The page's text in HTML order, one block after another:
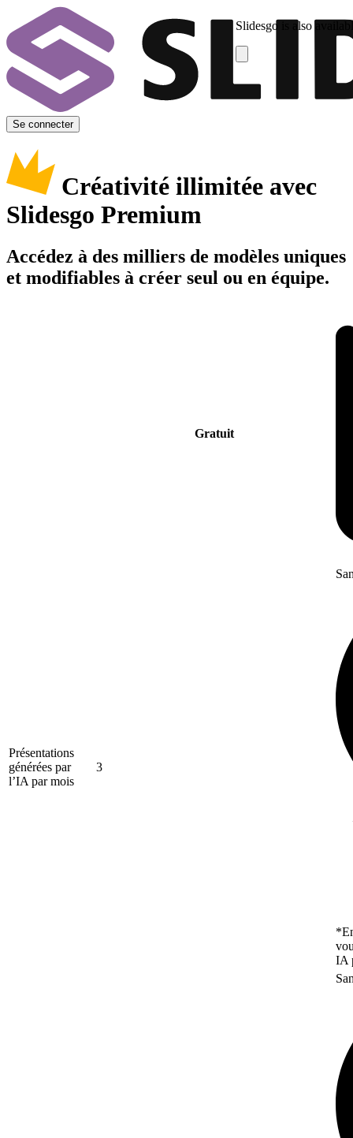
Slidesgo is also
Se connecter
Créativité illimitée avec
Slidesgo Premium
Accédez à des milliers de modèles uniques
et modifiables à créer seul ou en équipe.
Gratuit
Présentations
générées par
l’IA par mois
3
IA